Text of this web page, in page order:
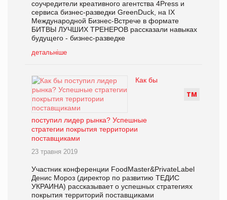
соучредители креативного агентства 4Press и
сервиса бизнес-разведки GreenDuck, на IX
Международной Бизнес-Встрече в формате
БИТВЫ ЛУЧШИХ ТРЕНЕРОВ рассказали навыках
будущего - бизнес-разведке
детальніше
ТМ
Как бы
поступил лидер рынка? Успешные
стратегии покрытия территории
поставщиками
23 травня 2019
Участник конференции FoodMaster&PrivateLabel
Денис Мороз (директор по развитию ТЕДИС
УКРАИНА) рассказывает о успешных стратегиях
покрытия территорий поставщиками